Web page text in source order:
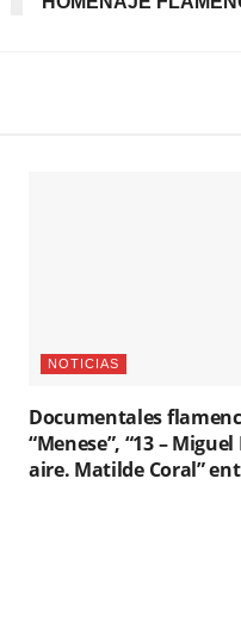
NOTICIAS
Documentales
“Menese”, “13 –
aire. Matilde Coral”